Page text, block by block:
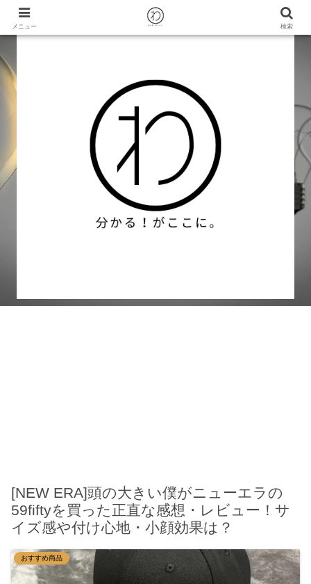
[NEW ERA]頭の大きい僕がニューエラの
59fiftyを買った正直な感想・レビュー！サ
イズ感や付け心地・小顔効果は？
おすすめ商品
メニュー 検索